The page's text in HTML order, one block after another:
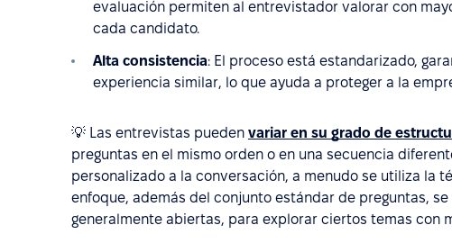
evaluación permiten al entrevistador valorar con
cada candidato.
Alta consistencia: El proceso está estandarizado,
experiencia similar, lo que ayuda a proteger a la
💡 Las entrevistas pueden variar en su grado de
preguntas en el mismo orden o en una secuencia
personalizado a la conversación, a menudo se utiliza la
enfoque, además del conjunto estándar de preguntas,
generalmente abiertas, para explorar ciertos temas con